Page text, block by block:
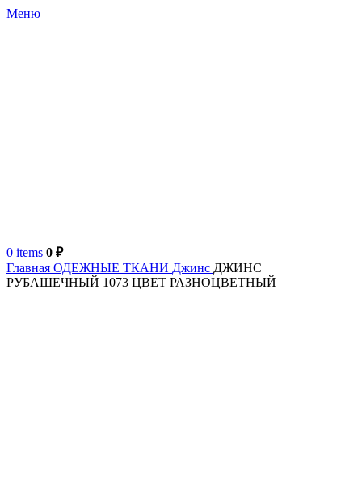
Меню
0 items 0 ₽
Главная ОДЕЖНЫЕ ТКАНИ Джинс ДЖИНС
РУБАШЕЧНЫЙ 1073 ЦВЕТ РАЗНОЦВЕТНЫЙ